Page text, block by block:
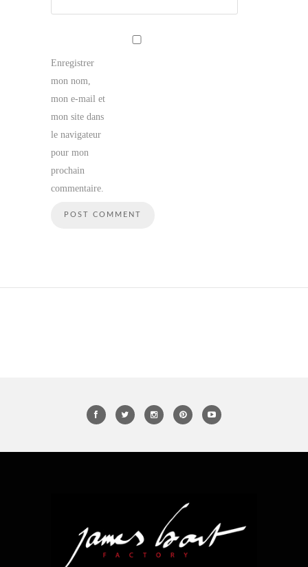
Enregistrer
mon nom,
mon e-mail et
mon site dans
le navigateur
pour mon
prochain
commentaire.